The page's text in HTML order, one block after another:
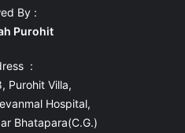
By :
Purohit
:
Purohit Villa,
Hospital,
Bhatapara(C.G.)